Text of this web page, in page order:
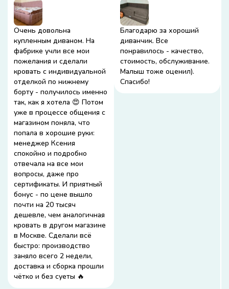
Очень довольна
купленным диваном. На
фабрике учли все мои
пожелания и сделали
кровать с индивидуальной
отделкой по нижнему
борту - получилось именно
так, как я хотела 😍 Потом
уже в процессе общения с
магазином поняла, что
попала в хорошие руки:
менеджер Ксения
спокойно и подробно
отвечала на все мои
вопросы, даже про
сертификаты. И приятный
бонус - по цене вышло
почти на 20 тысяч
дешевле, чем аналогичная
кровать в другом магазине
в Москве. Сделали всё
быстро: производство
заняло всего 2 недели,
доставка и сборка прошли
чётко и без суеты 🔥
Благодарю за хороший
диванчик. Все
понравилось - качество,
стоимость, обслуживание.
Малыш тоже оценил).
Спасибо!